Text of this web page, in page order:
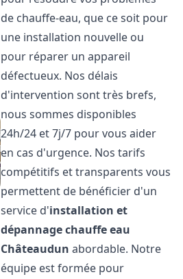
de chauffe-eau, que ce soit pour
une installation nouvelle ou
pour réparer un appareil
défectueux. Nos délais
d'intervention sont très brefs,
nous sommes disponibles
24h/24 et 7j/7 pour vous aider
en cas d'urgence. Nos tarifs
compétitifs et transparents vous
permettent de bénéficier d'un
service d'installation et
dépannage chauffe eau
Châteaudun abordable. Notre
équipe est formée pour